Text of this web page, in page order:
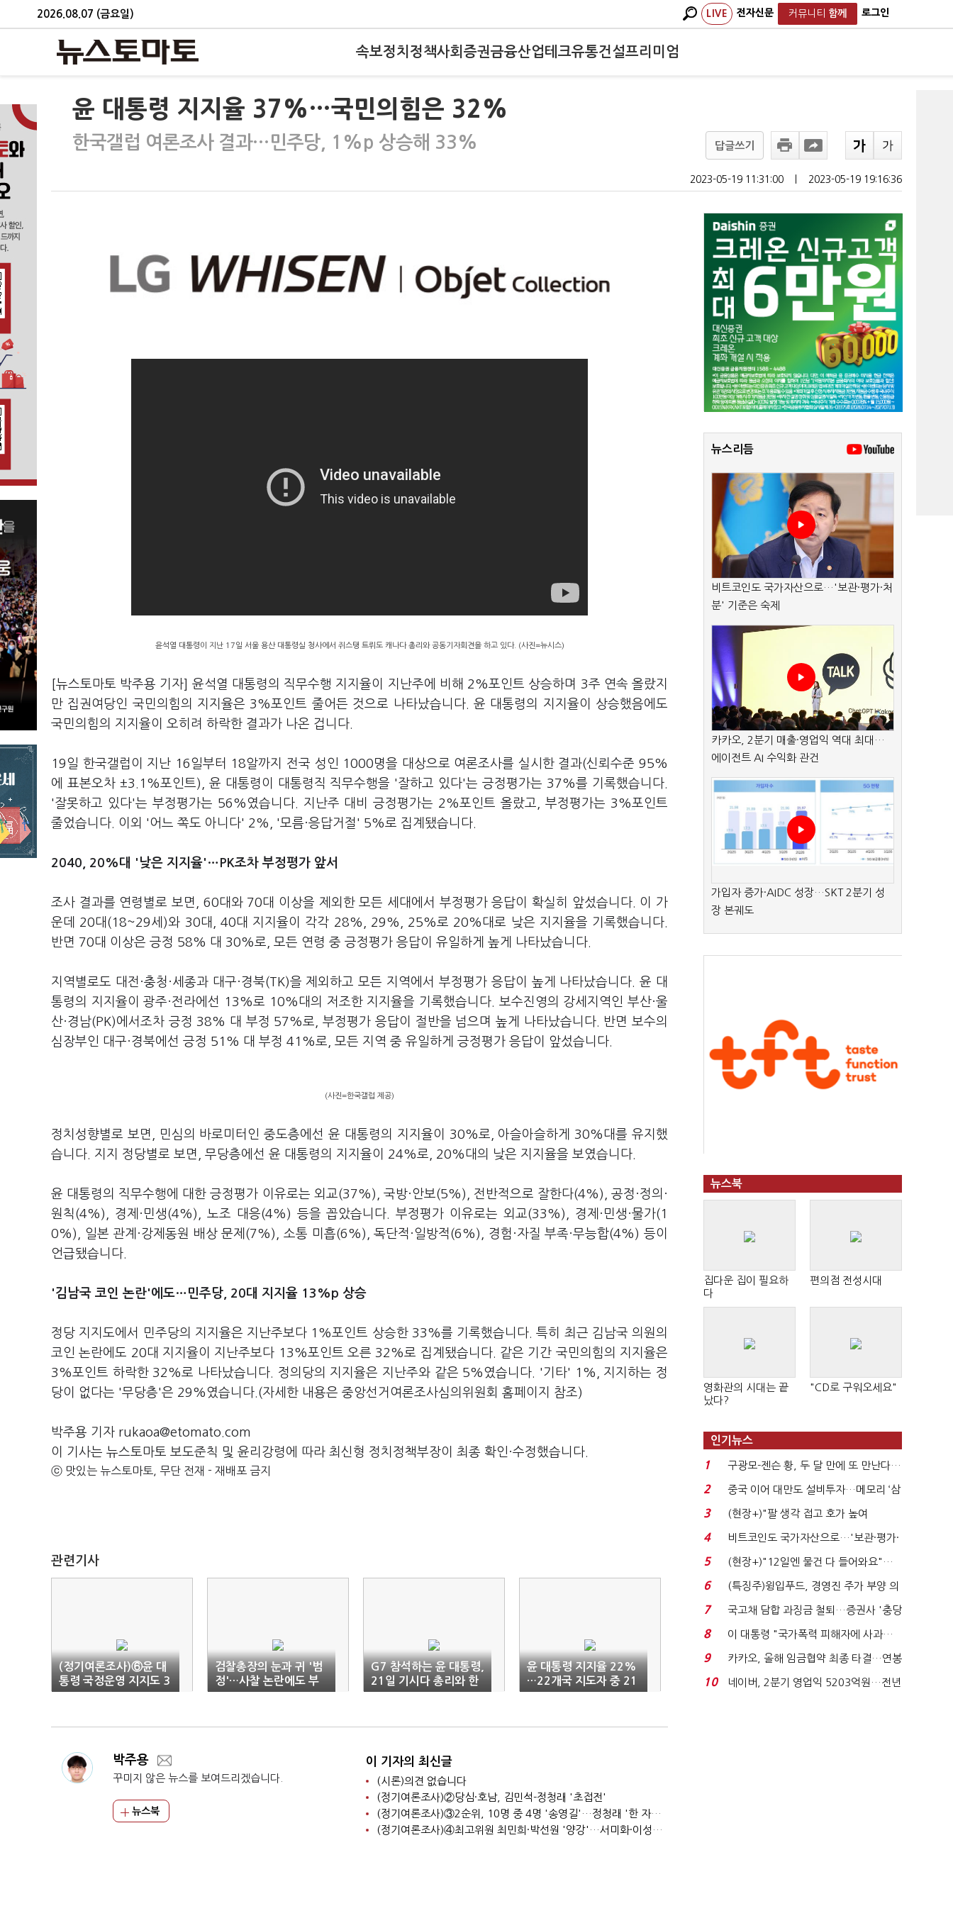
2026.08.07 (금요일) LIVE 전자신문 커뮤니티 함께 로그인
속보정치 정책사회 증권금융산업테크유통건설프리미엄
윤 대통령 지지율 37%…국민의힘은 32%
한국갤럽 여론조사 결과…민주당, 1%p 상승해 33% 답글쓰기
2023-05-19 11:31:00 2023-05-19 19:16:36
윤석열 대통령이 지난 17일 서울 용산 대통령실 청사에서 쥐스탱 트뤼도 캐나다 총리와 공동기자회견을 하고 있다. (사진=뉴시스)
[뉴스토마토 박주용 기자] 윤석열 대통령의 직무수행 지지율이 지난주에 비해 2%포인트 상승하며 3주 연속 올랐지
만 집권여당인 국민의힘의 지지율은 3%포인트 줄어든 것으로 나타났습니다. 윤 대통령의 지지율이 상승했음에도
국민의힘의 지지율이 오히려 하락한 결과가 나온 겁니다.
19일 한국갤럽이 지난 16일부터 18알까지 전국 성인 1000명을 대상으로 여론조사를 실시한 결과(신뢰수준 95%
에 표본오차 ±3.1%포인트), 윤 대통령이 대통령직 직무수행을 '잘하고 있다'는 긍정평가는 37%를 기록했습니다.
'잘못하고 있다'는 부정평가는 56%였습니다. 지난주 대비 긍정평가는 2%포인트 올랐고, 부정평가는 3%포인트
줄었습니다. 이외 '어느 쪽도 아니다' 2%, '모름·응답거절' 5%로 집계됐습니다.
2040, 20%대 '낮은 지지율'…PK조차 부정평가 앞서
조사 결과를 연령별로 보면, 60대와 70대 이상을 제외한 모든 세대에서 부정평가 응답이 확실히 앞섰습니다. 이 가
운데 20대(18~29세)와 30대, 40대 지지율이 각각 28%, 29%, 25%로 20%대로 낮은 지지율을 기록했습니다.
반면 70대 이상은 긍정 58% 대 30%로, 모든 연령 중 긍정평가 응답이 유일하게 높게 나타났습니다.
지역별로도 대전·충청·세종과 대구·경북(TK)을 제외하고 모든 지역에서 부정평가 응답이 높게 나타났습니다. 윤 대
통령의 지지율이 광주·전라에선 13%로 10%대의 저조한 지지율을 기록했습니다. 보수진영의 강세지역인 부산·울
산·경남(PK)에서조차 긍정 38% 대 부정 57%로, 부정평가 응답이 절반을 넘으며 높게 나타났습니다. 반면 보수의
심장부인 대구·경북에선 긍정 51% 대 부정 41%로, 모든 지역 중 유일하게 긍정평가 응답이 앞섰습니다.
(사진=한국갤럽 제공)
정치성향별로 보면, 민심의 바로미터인 중도층에선 윤 대통령의 지지율이 30%로, 아슬아슬하게 30%대를 유지했
습니다. 지지 정당별로 보면, 무당층에선 윤 대통령의 지지율이 24%로, 20%대의 낮은 지지율을 보였습니다.
윤 대통령의 직무수행에 대한 긍정평가 이유로는 외교(37%), 국방·안보(5%), 전반적으로 잘한다(4%), 공정·정의·
원칙(4%), 경제·민생(4%), 노조 대응(4%) 등을 꼽았습니다. 부정평가 이유로는 외교(33%), 경제·민생·물가(1
0%), 일본 관계·강제동원 배상 문제(7%), 소통 미흡(6%), 독단적·일방적(6%), 경험·자질 부족·무능합(4%) 등이
언급됐습니다.
'김남국 코인 논란'에도…민주당, 20대 지지율 13%p 상승
정당 지지도에서 민주당의 지지율은 지난주보다 1%포인트 상승한 33%를 기록했습니다. 특히 최근 김남국 의원의
코인 논란에도 20대 지지율이 지난주보다 13%포인트 오른 32%로 집계됐습니다. 같은 기간 국민의힘의 지지율은
3%포인트 하락한 32%로 나타났습니다. 정의당의 지지율은 지난주와 같은 5%였습니다. '기타' 1%, 지지하는 정
당이 없다는 '무당층'은 29%였습니다.(자세한 내용은 중앙선거여론조사심의위원회 홈페이지 참조)
박주용 기자 rukaoa@etomato.com
이 기사는 뉴스토마토 보도준칙 및 윤리강령에 따라 최신형 정치정책부장이 최종 확인·수정했습니다.
ⓒ 맛있는 뉴스토마토, 무단 전재 - 재배포 금지
관련기사
(정기여론조사)⑥윤 대
통령 국정운영 지지도 3
6.4%…정체 지속
검찰총장의 눈과 귀 '범
정'…사찰 논란에도 부
활
G7 참석하는 윤 대통령,
21일 기시다 총리와 한
일 정상회담
윤 대통령 지지율 22%
…22개국 지도자 중 21
위
박주용
꾸미지 않은 뉴스를 보여드리겠습니다.
뉴스북
이 기자의 최신글
(시론)의견 없습니다
(정기여론조사)②당심·호남, 김민석-정청래 '초접전'
(정기여론조사)③2순위, 10명 중 4명 '송영길'…정청래 '한 자릿수'
(정기여론조사)④최고위원 최민희·박선원 '양강'…서미화·이성윤·임미애 뒤이어
뉴스리듬
비트코인도 국가자산으로…'보관·평가·처
분' 기준은 숙제
카카오, 2분기 매출·영업익 역대 최대…
에이전트 AI 수익화 관건
가입자 증가·AIDC 성장…SKT 2분기 성
장 본궤도
뉴스북
집다운 집이 필요하
다
편의점 전성시대
영화관의 시대는 끝
났다?
"CD로 구워오세요"
인기뉴스
1
구광모-젠슨 황, 두 달 만에 또 만난다…
로봇·AI 등 논...
2
중국 이어 대만도 설비투자…메모리 ‘삼
국전쟁’
3
(현장+)"팔 생각 접고 호가 높여
요"…'덜 똘똘한 한 채' 20...
4
비트코인도 국가자산으로…'보관·평가·
처분' 기준은 ...
5
(현장+)"12일엔 물건 다 들어와요"…
빈 매대 채우며 문 연 ...
6
(특징주)윙입푸드, 경영진 주가 부양 의
지에 상한가...
7
국고채 담합 과징금 철퇴…증권사 '충당
금 폭탄' 우려...
8
이 대통령 "국가폭력 피해자에 사과…
적극적 조사로 진...
9
카카오, 올해 임금협약 최종 타결…연봉
6.3% 인상·격려...
10
네이버, 2분기 영업익 5203억원…전년